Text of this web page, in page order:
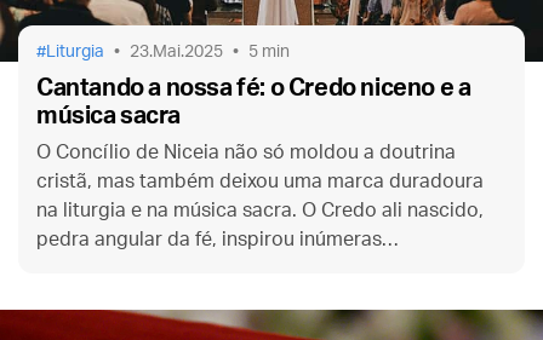
Liturgia 23.Mai.2025 5 min
Cantando a nossa fé: o Credo niceno e a
música sacra
O Concílio de Niceia não só moldou a doutrina
cristã, mas também deixou uma marca duradoura
na liturgia e na música sacra. O Credo ali nascido,
pedra angular da fé, inspirou inúmeras